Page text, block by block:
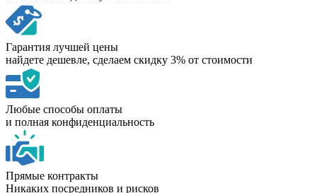
Гарантия лучшей цены
найдете дешевле, сделаем скидку 3% от стоимости
Любые способы оплаты
и полная конфиденциальность
Прямые контракты
Никаких посредников и рисков